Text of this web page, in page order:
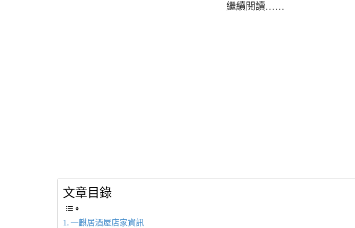
繼續閱讀……
文章目錄
一麒居酒屋店家資訊